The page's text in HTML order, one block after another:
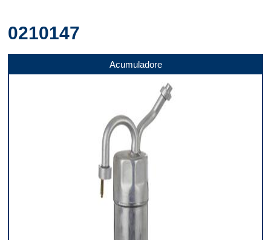
0210147
Acumuladore